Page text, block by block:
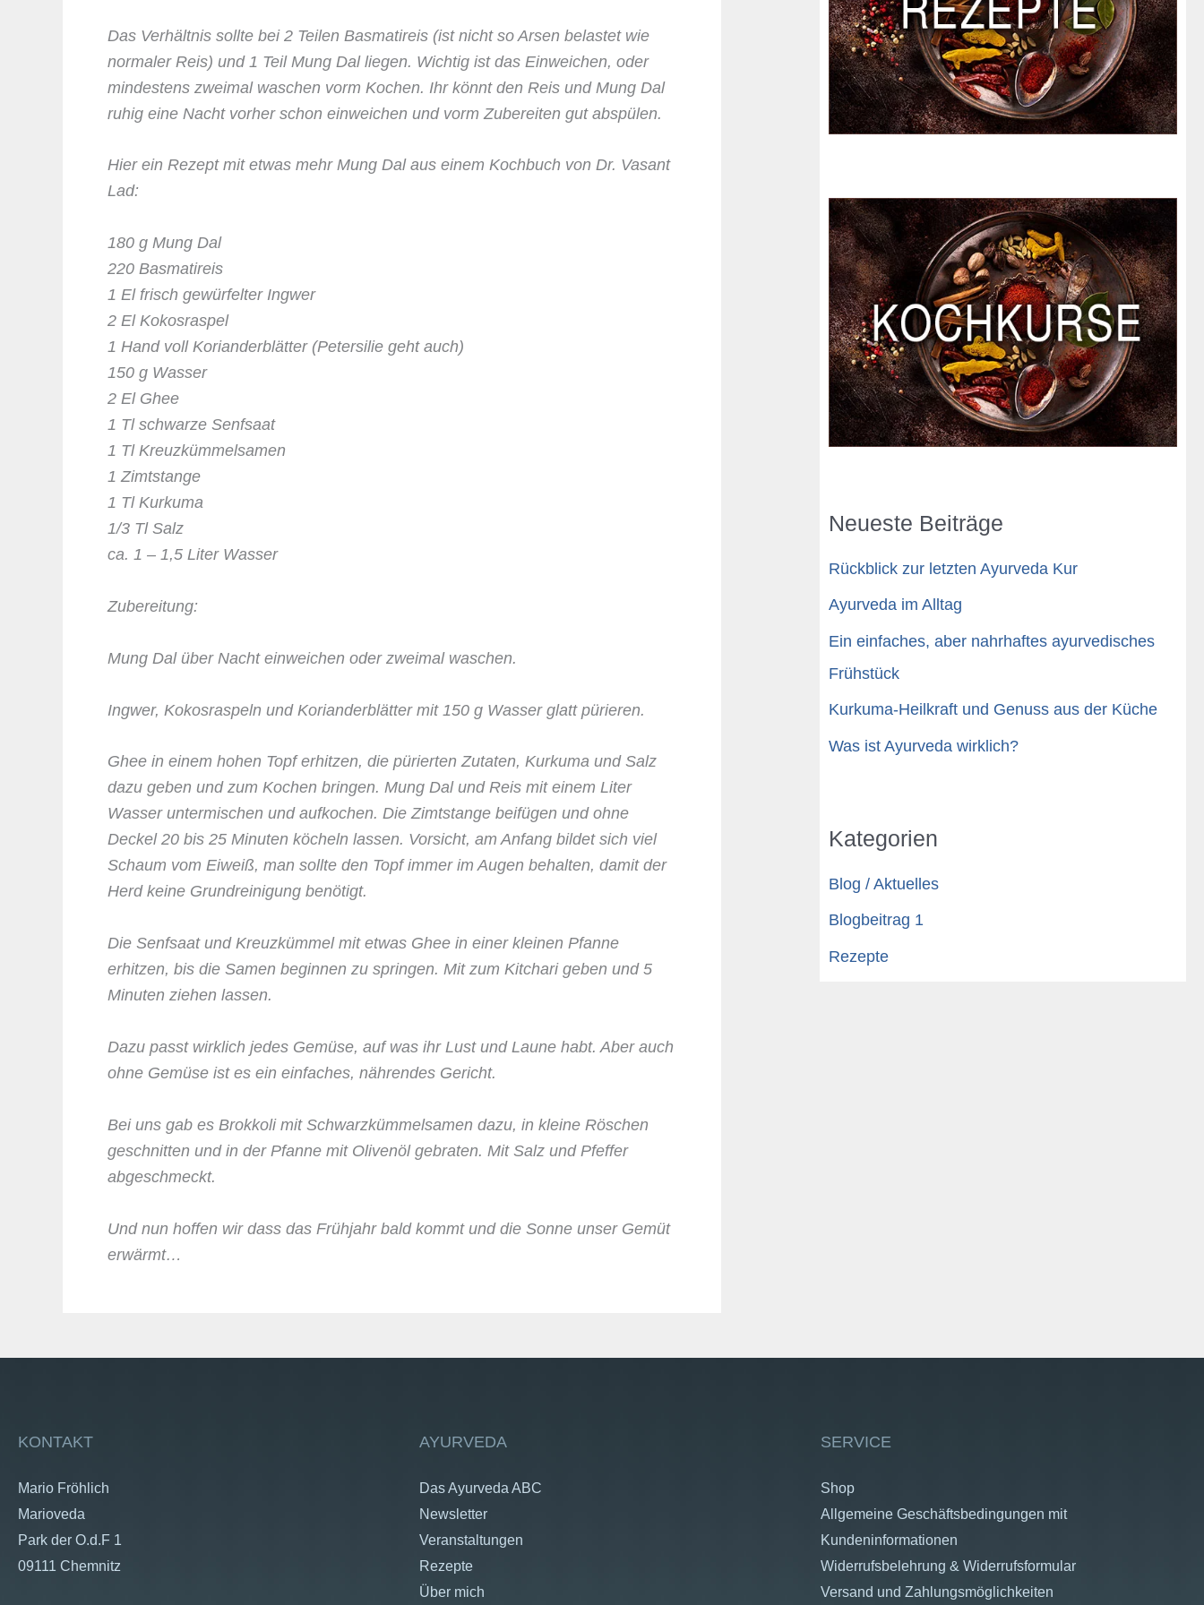
Das Verhältnis sollte bei 2 Teilen Basmatireis (ist nicht so Arsen belastet wie
normaler Reis) und 1 Teil Mung Dal liegen. Wichtig ist das Einweichen, oder
mindestens zweimal waschen vorm Kochen. Ihr könnt den Reis und Mung Dal
ruhig eine Nacht vorher schon einweichen und vorm Zubereiten gut abspülen.
Hier ein Rezept mit etwas mehr Mung Dal aus einem Kochbuch von Dr. Vasant
Lad:
180 g Mung Dal
220 Basmatireis
1 El frisch gewürfelter Ingwer
2 El Kokosraspel
1 Hand voll Korianderblätter (Petersilie geht auch)
150 g Wasser
2 El Ghee
1 Tl schwarze Senfsaat
1 Tl Kreuzkümmelsamen
1 Zimtstange
1 Tl Kurkuma
1/3 Tl Salz
ca. 1 – 1,5 Liter Wasser
Zubereitung:
Mung Dal über Nacht einweichen oder zweimal waschen.
Ingwer, Kokosraspeln und Korianderblätter mit 150 g Wasser glatt pürieren.
Ghee in einem hohen Topf erhitzen, die pürierten Zutaten, Kurkuma und Salz
dazu geben und zum Kochen bringen. Mung Dal und Reis mit einem Liter
Wasser untermischen und aufkochen. Die Zimtstange beifügen und ohne
Deckel 20 bis 25 Minuten köcheln lassen. Vorsicht, am Anfang bildet sich viel
Schaum vom Eiweiß, man sollte den Topf immer im Augen behalten, damit der
Herd keine Grundreinigung benötigt.
Die Senfsaat und Kreuzkümmel mit etwas Ghee in einer kleinen Pfanne
erhitzen, bis die Samen beginnen zu springen. Mit zum Kitchari geben und 5
Minuten ziehen lassen.
Dazu passt wirklich jedes Gemüse, auf was ihr Lust und Laune habt. Aber auch
ohne Gemüse ist es ein einfaches, nährendes Gericht.
Bei uns gab es Brokkoli mit Schwarzkümmelsamen dazu, in kleine Röschen
geschnitten und in der Pfanne mit Olivenöl gebraten. Mit Salz und Pfeffer
abgeschmeckt.
Und nun hoffen wir dass das Frühjahr bald kommt und die Sonne unser Gemüt
erwärmt…
a
c
h
Neueste Beiträge
Rückblick zur letzten Ayurveda Kur
Ayurveda im Alltag
Ein einfaches, aber nahrhaftes ayurvedisches
Frühstück
Kurkuma-Heilkraft und Genuss aus der Küche
Was ist Ayurveda wirklich?
Kategorien
Blog / Aktuelles
Blogbeitrag 1
Rezepte
KONTAKT
Mario Fröhlich
Marioveda
Park der O.d.F 1
09111 Chemnitz
AYURVEDA
Das Ayurveda ABC
Newsletter
Veranstaltungen
Rezepte
Über mich
SERVICE
Shop
Allgemeine Geschäftsbedingungen mit
Kundeninformationen
Widerrufsbelehrung & Widerrufsformular
Versand und Zahlungsmöglichkeiten